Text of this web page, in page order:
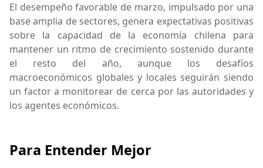
El desempeño favorable de marzo, impulsado por una
base amplia de sectores, genera expectativas positivas
sobre la capacidad de la economía chilena para
mantener un ritmo de crecimiento sostenido durante
el resto del año, aunque los desafíos
macroeconómicos globales y locales seguirán siendo
un factor a monitorear de cerca por las autoridades y
los agentes económicos.
Para Entender Mejor